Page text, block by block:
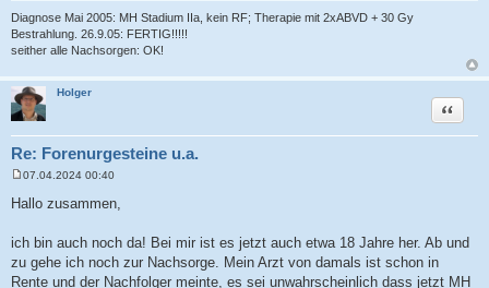
Diagnose Mai 2005: MH Stadium IIa, kein RF; Therapie mit 2xABVD + 30 Gy
Bestrahlung. 26.9.05: FERTIG!!!!!
seither alle Nachsorgen: OK!
Holger
Re: Forenurgesteine u.a.
Zitat
e
i
r
a
g
07.04.2024 00:40
Hallo zusammen,
ich bin auch noch da! Bei mir ist es jetzt auch etwa 18 Jahre her. Ab und
zu gehe ich noch zur Nachsorge. Mein Arzt von damals ist schon in
Rente und der Nachfolger meinte, es sei unwahrscheinlich dass jetzt MH